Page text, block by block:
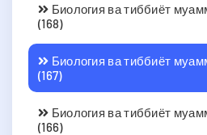
Биология ва тиббиёт
(168)
Биология ва тиббиёт
(167)
Биология ва тиббиёт
(166)